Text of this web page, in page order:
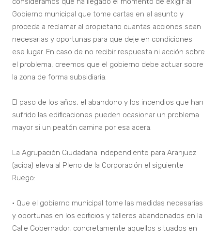
Gobierno municipal que tome cartas en el asunto y
proceda a reclamar al propietario cuantas acciones sean
necesarias y oportunas para que deje en condiciones
ese lugar. En caso de no recibir respuesta ni acción sobre
el problema, creemos que el gobierno debe actuar sobre
la zona de forma subsidiaria.
El paso de los años, el abandono y los incendios que han
sufrido las edificaciones pueden ocasionar un problema
mayor si un peatón camina por esa acera.
La Agrupación Ciudadana Independiente para Aranjuez
(acipa) eleva al Pleno de la Corporación el siguiente
Ruego:
• Que el gobierno municipal tome las medidas necesarias
y oportunas en los edificios y talleres abandonados en la
Calle Gobernador, concretamente aquellos situados en